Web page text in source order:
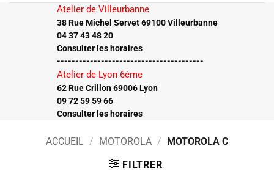
Atelier de Villeurbanne
38 Rue Michel Servet 69100 Villeurbanne
04 37 43 48 20
Consulter les horaires
----------------------------------------
Atelier de Lyon 6ème
62 Rue Crillon 69006 Lyon
09 72 59 59 66
Consulter les horaires
ACCUEIL / MOTOROLA /
MOTOROLA C
FILTRER